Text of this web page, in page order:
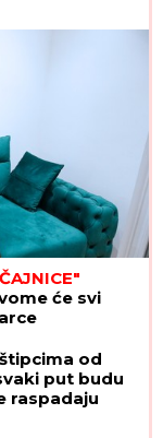
će svi
od
put budu
raspadaju